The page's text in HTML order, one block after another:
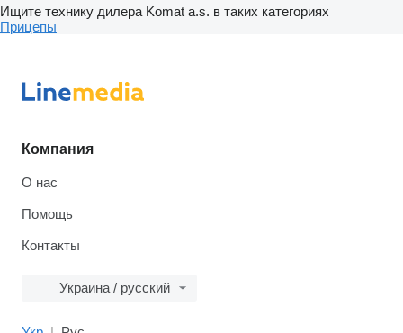
Ищите технику дилера Komat a.s. в таких категориях
Прицепы
Компания
О нас
Помощь
Контакты
Украина / русский